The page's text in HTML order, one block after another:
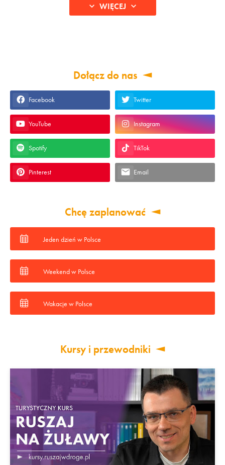
WIĘCEJ
Dołącz do nas
Facebook Twitter
YouTube Instagram
Spotify TikTok
Pinterest Email
Chcę zaplanować
Jeden dzień w Polsce
Weekend w Polsce
Wakacje w Polsce
Kursy i przewodniki